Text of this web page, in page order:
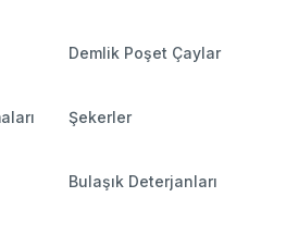
Demlik Poşet Çaylar
Şekerler
Bulaşık Deterjanları